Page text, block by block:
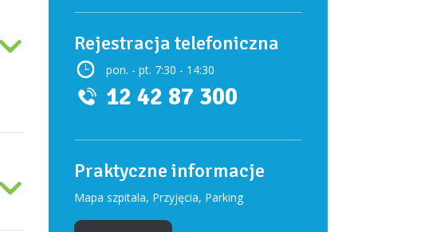
Rejestracja telefoniczna
pon. - pt. 7:30 - 14:30
12 42 87 300
Praktyczne informacje
Mapa szpitala, Przyjęcia, Parking